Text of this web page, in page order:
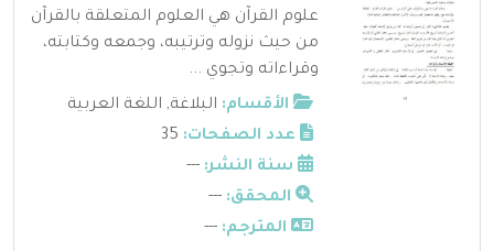
علوم القرآن هي العلوم المتعلقة بالقرآن
من حيث نزوله وترتيبه، وجمعه وكتابته،
وقراءاته وتجوي ...
الأقسام: البلاغة, اللغة العربية
عدد الصفحات:
سنة النشر: ---
المحقق: ---
المترجم: ---